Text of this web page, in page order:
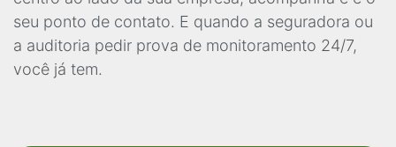
seu ponto de contato. E quando a seguradora ou
a auditoria pedir prova de monitoramento 24/7,
você já tem.